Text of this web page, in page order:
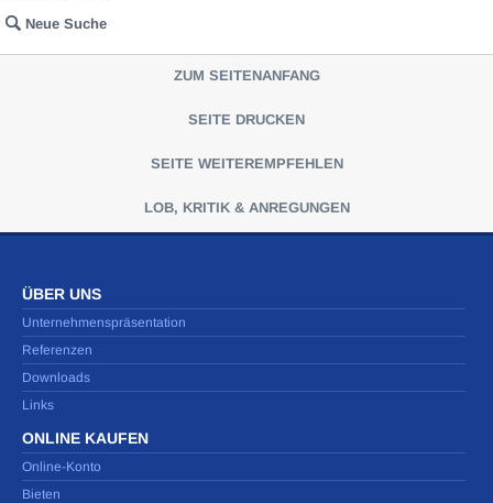
Neue Suche
ZUM SEITENANFANG
SEITE DRUCKEN
SEITE WEITEREMPFEHLEN
LOB, KRITIK & ANREGUNGEN
ÜBER UNS
Unternehmenspräsentation
Referenzen
Downloads
Links
ONLINE KAUFEN
Online-Konto
Bieten